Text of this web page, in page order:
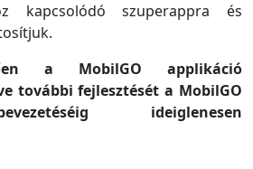
kapcsolódó szuperappra és
a MobilGO applikáció
további fejlesztését a MobilGO
ideiglenesen